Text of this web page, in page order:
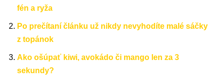
fén a ryža
Po prečítaní článku už nikdy nevyhodíte malé sáčky
z topánok
Ako ošúpať kiwi, avokádo či mango len za 3
sekundy?